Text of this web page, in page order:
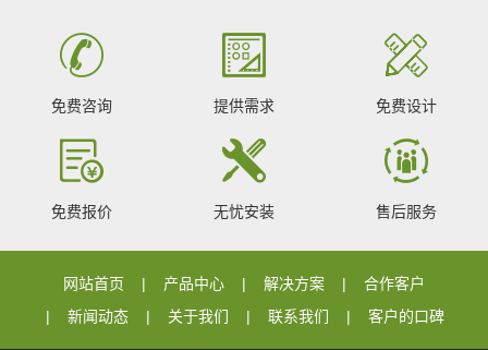
免费咨询 提供需求 免费设计
免费报价 无忧安装 售后服务
网站首页 产品中心 解决方案
合作客户
新闻动态
关于我们 联系我们 客户的口碑